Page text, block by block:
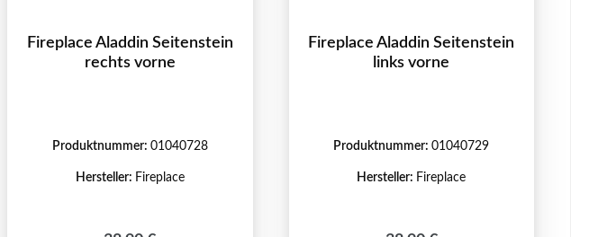
Fireplace Aladdin Seitenstein
rechts vorne
Produktnummer: 01040728
Hersteller: Fireplace
Fireplace Aladdin Seitenstein
links vorne
Produktnummer:01040729
Hersteller: Fireplace